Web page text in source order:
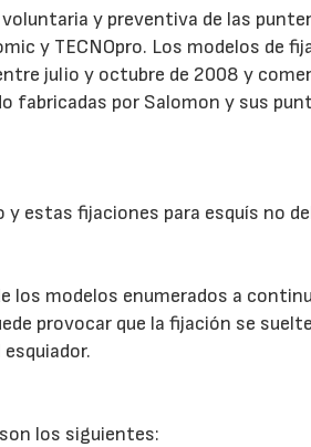
y preventiva de las
y TECNOpro. Los modelos de
julio y octubre de 2008 y
fabricadas por Salomon y sus
estas fijaciones para esquís no
los modelos enumerados a
provocar que la fijación se
los siguientes: